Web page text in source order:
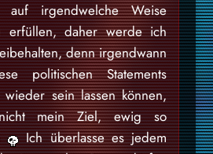
auf irgendwelche Weise
erfüllen, daher werde ich
denn irgendwann
politischen Statements
sein lassen können,
mein Ziel, ewig so
Ich überlasse es jedem